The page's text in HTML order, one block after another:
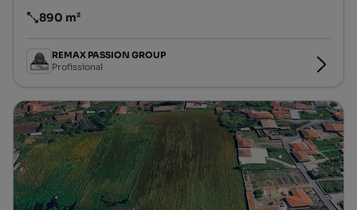
Preço por metro quadrado
890 m²
REMAX PASSION GROUP
Profissional